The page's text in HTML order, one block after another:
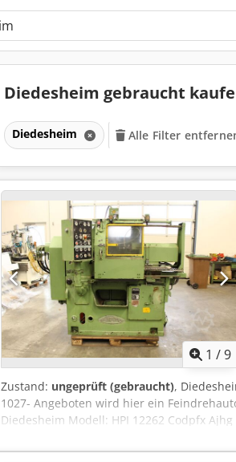
Diedesheim gebraucht
Diedesheim Alle Filter
1 /9
Zustand: ungeprüft (gebraucht),
1027- Angeboten wird hier ein
Diedesheim Modell: HPI 12262 Codpfx
380V 50Hz Steuerspannung: 220V
Zuleitung: 50A